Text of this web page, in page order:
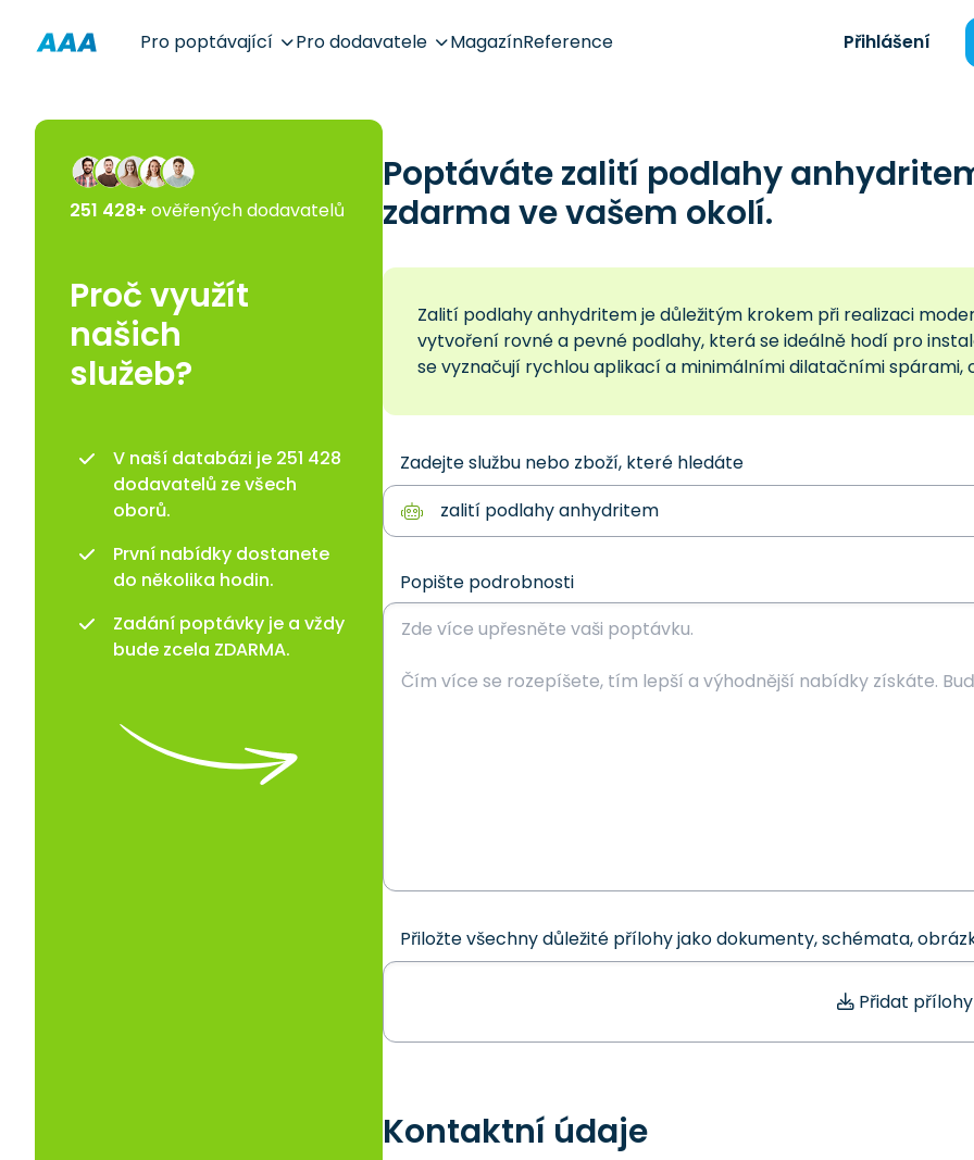
Pro poptávající Pro dodavatele MagazínReference Přihlášení
Poptáváte zalití podlahy
zdarma ve vašem okolí.
Zalití podlahy anhydritem je důležitým krokem při realizaci
vytvoření rovné a pevné podlahy, která se ideálně hodí pro
se vyznačují rychlou aplikací a minimálními dilatačními
Zadejte službu nebo zboží, které hledáte
Popište podrobnosti
Přiložte všechny důležité přílohy jako dokumenty, schémata,
Přidat přílohy
Kontaktní údaje
251 428+ ověřených dodavatelů
Proč využít
našich
služeb?
V naší databázi je 251 428
dodavatelů ze všech
oborů.
První nabídky dostanete
do několika hodin.
Zadání poptávky je a vždy
bude zcela ZDARMA.